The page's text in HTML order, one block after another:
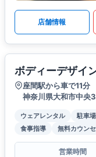
店舗情報
ボディーデザイ
座間駅から車で11分
神奈川県大和市中央
ウェアレンタル 駐車場
食事指導
無料カウン
営業時間